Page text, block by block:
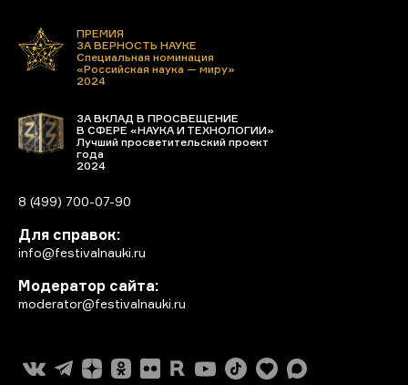
ПРЕМИЯ
ЗА ВЕРНОСТЬ НАУКЕ
Специальная номинация
«Российская наука — миру»
2024
ЗА ВКЛАД В ПРОСВЕЩЕНИЕ
В СФЕРЕ «НАУКА И ТЕХНОЛОГИИ»
Лучший просветительский проект
года
2024
8 (499) 700-07-90
Для справок:
info@festivalnauki.ru
Модератор сайта:
moderator@festivalnauki.ru